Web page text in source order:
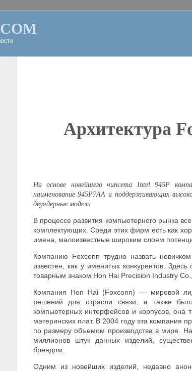
Архитектура
На основе новейшего чипсета Intel945P
наименование 945P7AA и поддерживающих
двуядерные модели
В процессе развития компьютерного рынка
комплектующих. Среди этих фирм есть как
имена, малоизвестные широким слоям
Компанию Foxconn трудно назвать
известен, как у именитых конкурентов.
товарным знаком Hon Hai Precision Industry
Компания Hon Hai (Foxconn) — мировой
решений для отрасли связи, а также
компьютерных интерфейсов и корпусов, она
материнских плат. В 2004 году эта компания
по размеру объемом производства в мире.
миллионов штук данных изделий,
брендом.
Одним из новейших изделий, недавно